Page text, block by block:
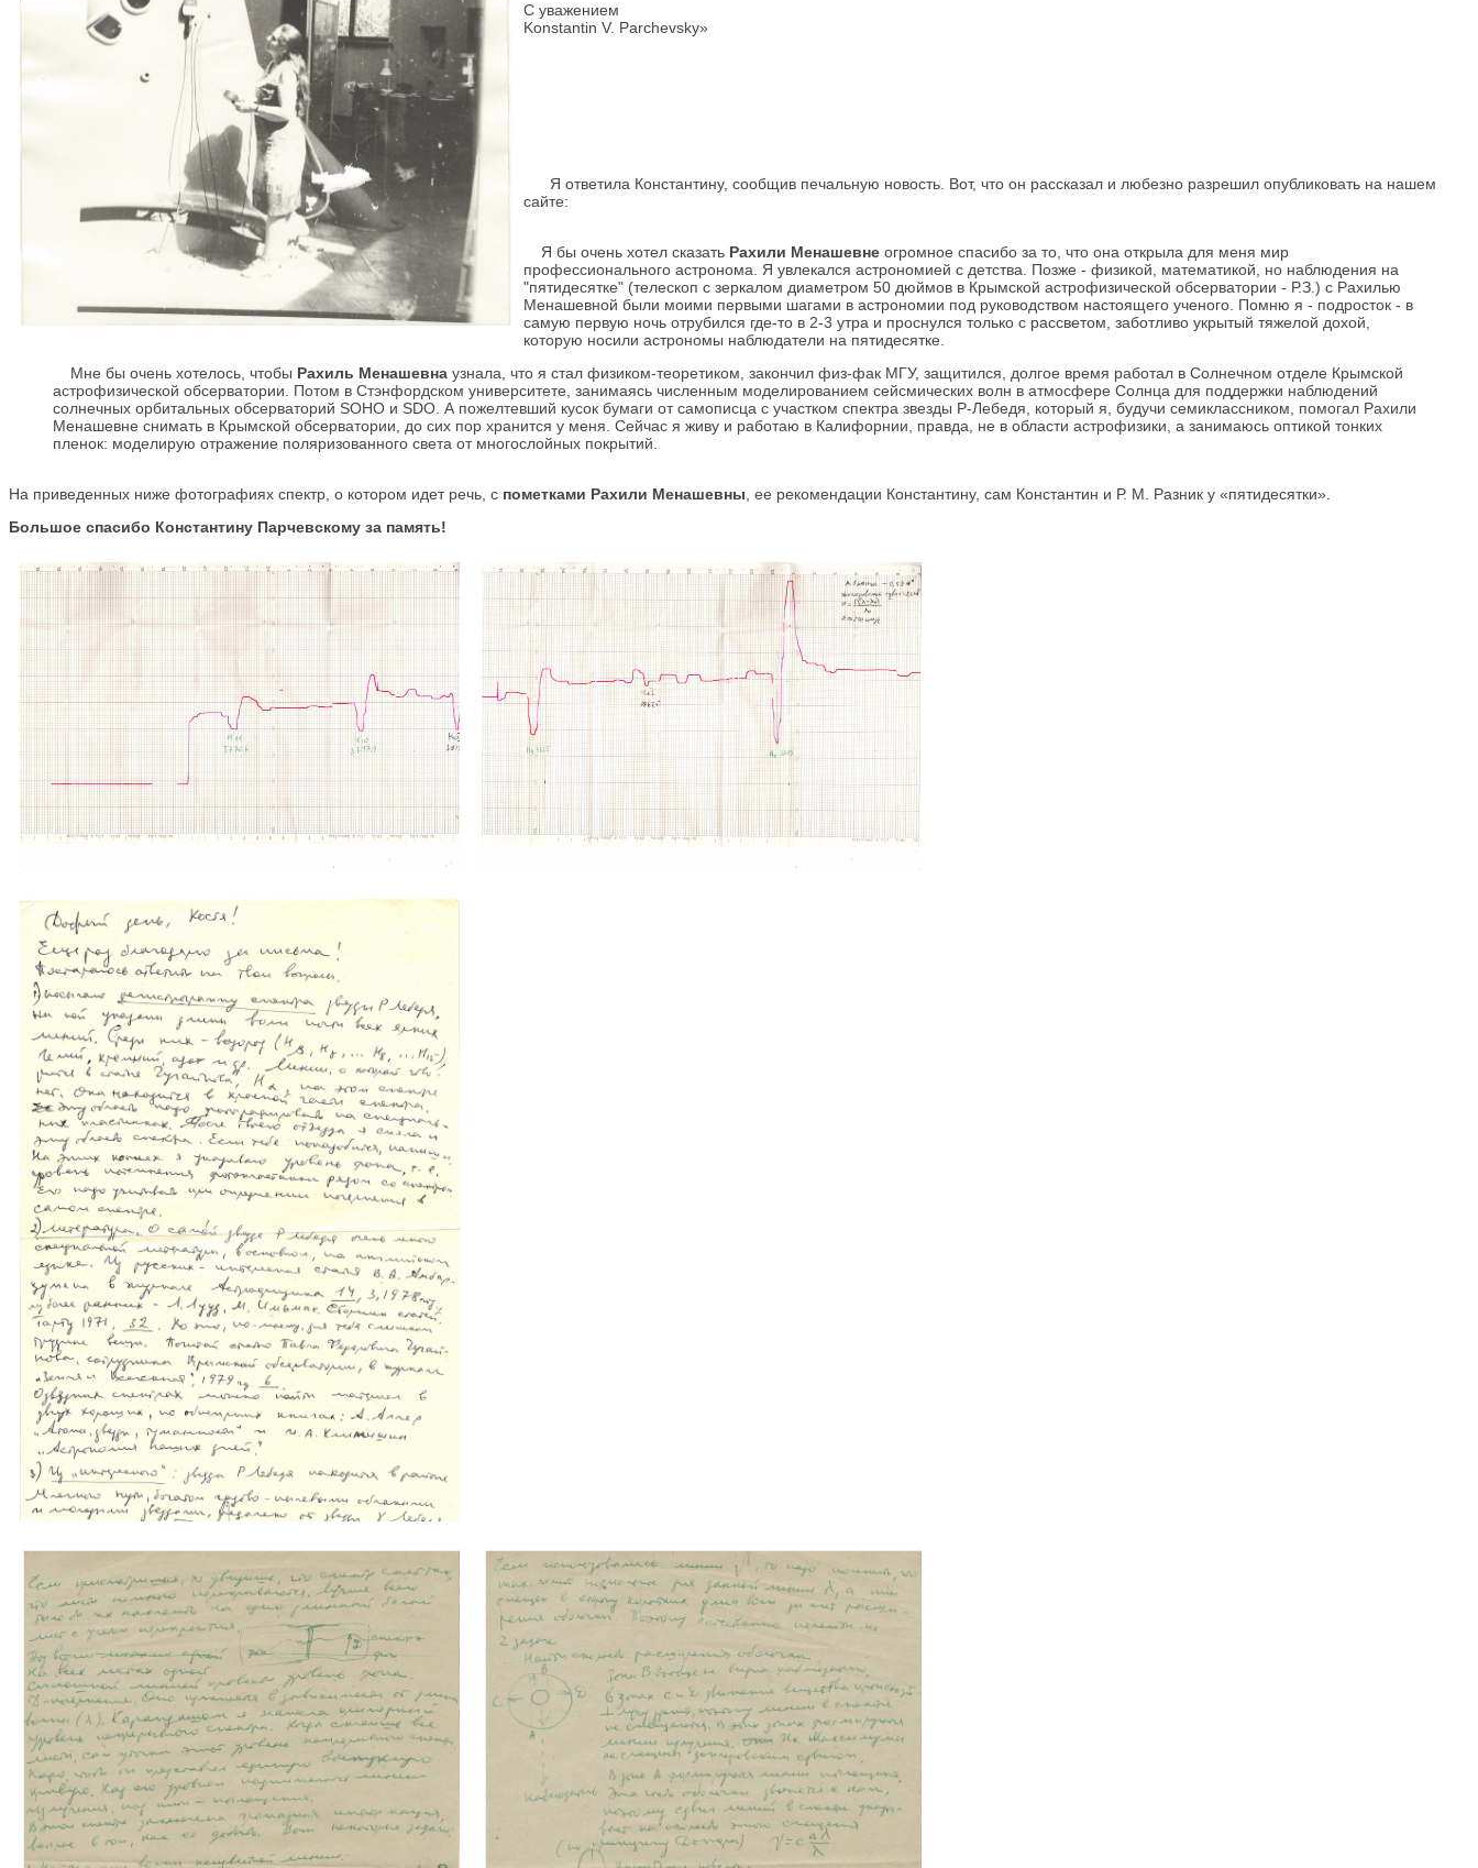
С уважением
Konstantin V. Parchevsky»
Я ответила Константину, сообщив печальную новость. Вот, что он рассказал и любезно разрешил опубликовать на нашем
сайте:
Я бы очень хотел сказать Рахили Менашевне огромное спасибо за то, что она открыла для меня мир
профессионального астронома. Я увлекался астрономией с детства. Позже - физикой, математикой, но наблюдения на
"пятидесятке" (телескоп с зеркалом диаметром 50 дюймов в Крымской астрофизической обсерватории - Р.З.) с Рахилью
Менашевной были моими первыми шагами в астрономии под руководством настоящего ученого. Помню я - подросток - в
самую первую ночь отрубился где-то в 2-3 утра и проснулся только с рассветом, заботливо укрытый тяжелой дохой,
которую носили астрономы наблюдатели на пятидесятке.
Мне бы очень хотелось, чтобы Рахиль Менашевна узнала, что я стал физиком-теоретиком, закончил физ-фак МГУ, защитился, долгое время работал в Солнечном отделе Крымской
астрофизической обсерватории. Потом в Стэнфордском университете, занимаясь численным моделированием сейсмических волн в атмосфере Солнца для поддержки наблюдений
солнечных орбитальных обсерваторий SOHO и SDO. А пожелтевший кусок бумаги от самописца с участком спектра звезды Р-Лебедя, который я, будучи семиклассником, помогал Рахили
Менашевне снимать в Крымской обсерватории, до сих пор хранится у меня. Сейчас я живу и работаю в Калифорнии, правда, не в области астрофизики, а занимаюсь оптикой тонких
пленок: моделирую отражение поляризованного света от многослойных покрытий.
На приведенных ниже фотографиях спектр, о котором идет речь, с пометками Рахили Менашевны, ее рекомендации Константину, сам Константин и Р. М. Разник у «пятидесятки».
Большое спасибо Константину Парчевскому за память!